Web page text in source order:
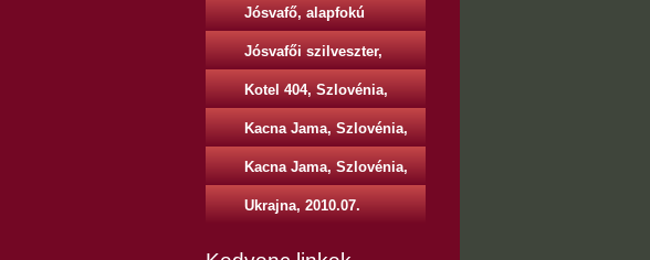
Jósvafő, alapfokú
Jósvafői szilveszter,
Kotel 404, Szlovénia,
Kacna Jama, Szlovénia,
Kacna Jama, Szlovénia,
Ukrajna, 2010.07.